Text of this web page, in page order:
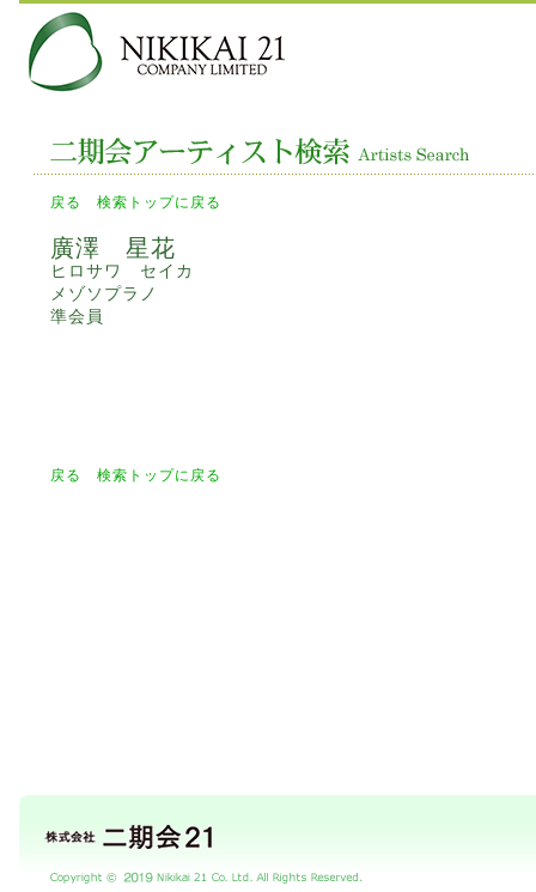
戻る 検索トップに戻る
廣澤 星花
ヒロサワ セイカ
メゾソプラノ
準会員
戻る 検索トップに戻る